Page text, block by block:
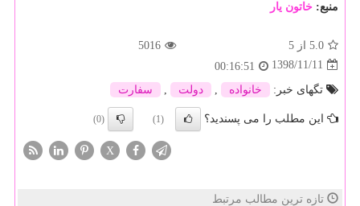
منبع: خاتون یار
5.0 از 5
5016
1398/11/11
00:16:51
تگهای خبر:
خانواده دولت سفارت
این مطلب را می پسندید؟ (1)
(0)
X
تازه ترین مطالب مرتبط